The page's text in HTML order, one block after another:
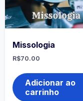
Missologia
R$70.00
Adicionar ao
carrinho